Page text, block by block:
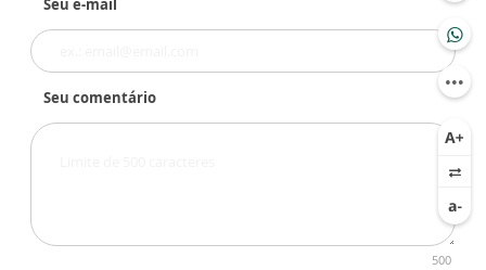
Seu e-mail
Seu comentário
500